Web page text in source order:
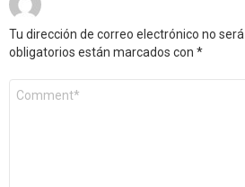
Tu dirección de correo electrónico no será
obligatorios están marcados con *